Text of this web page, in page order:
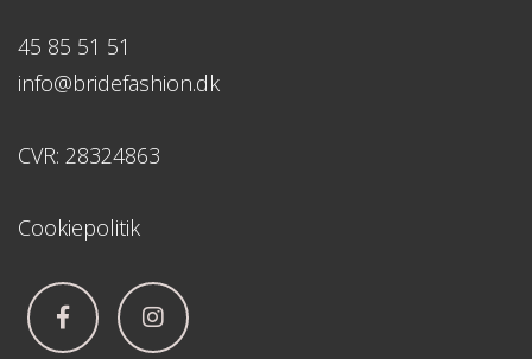
45 85 51 51
info@bridefashion.dk
CVR: 28324863
Cookiepolitik